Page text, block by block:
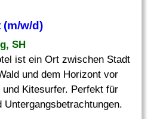
(m/w/d)
SH
ist ein Ort zwischen Stadt
und dem Horizont vor
Kitesurfer. Perfekt für
Untergangsbetrachtungen.